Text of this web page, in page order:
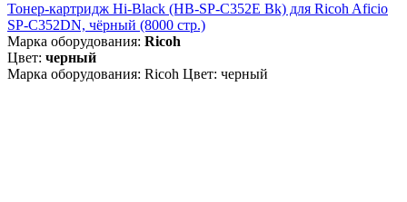
Тонер-картридж Hi-Black (HB-SP-C352E Bk) для Ricoh Aficio
SP-C352DN, чёрный (8000 стр.)
Марка оборудования: Ricoh
Цвет: черный
Марка оборудования: Ricoh Цвет: черный